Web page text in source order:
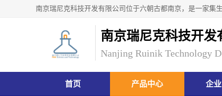
南京瑞尼克科技开发
Nanjing Ruinik Technology
首页 产品中心 企